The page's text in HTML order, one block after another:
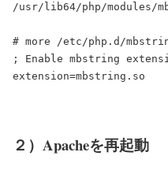
/usr/lib64/php/modules/
# more /etc/php.d/
; Enable mbstring
２）Apacheを再起動